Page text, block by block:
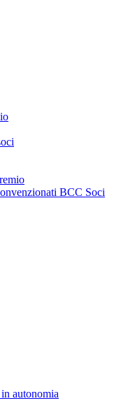
BCC Soci
autonomia